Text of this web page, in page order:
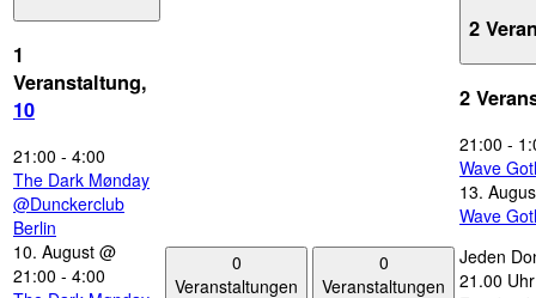
1
Veranstaltung,
10
21:00 - 4:00
The Dark Mønday
@Dunckerclub
Berlin
10. August @
21:00 - 4:00
0
Veranstaltungen
0
Veranstaltungen
2
2
21:00 -
Wave
13.
Wave
Jeden
21.00